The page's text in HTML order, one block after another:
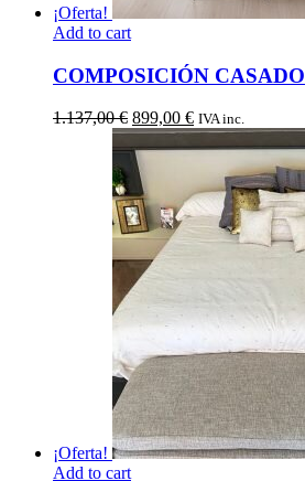
¡Oferta!
Add to cart
COMPOSICIÓN CASADO
1.137,00€ El
precio
original
era:
1.137,00 €.
899,00 €El
precio
actual
899,00 €.
IVA inc.
¡Oferta!
Add to cart